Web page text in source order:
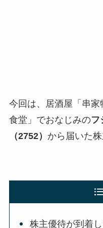
今回は、居酒屋「串
食堂」でおなじみのフ
（2752） から届いた
株主優待が到着